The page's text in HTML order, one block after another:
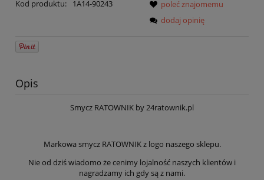
Kod produktu:
1A14-90243
poleć znajomemu
dodaj opinię
Opis
Smycz RATOWNIK by 24ratownik.pl
Markowa smycz RATOWNIK z logo naszego sklepu.
Nie od dziś wiadomo że cenimy lojalność naszych klientów i
nagradzamy ich gdy są z nami.